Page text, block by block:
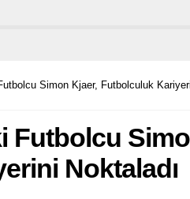
Simon Kjaer, Futbolculuk
Futbolcu
Noktaladı